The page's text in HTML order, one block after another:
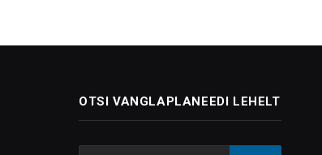
OTSI VANGLAPLANEEDI LEHELT